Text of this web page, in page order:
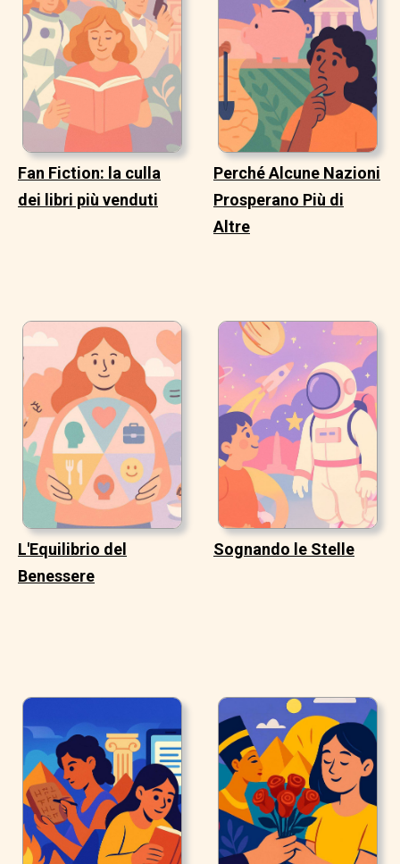
Fan Fiction: la culla
dei libri più venduti
Perché Alcune Nazioni
Prosperano Più di
Altre
L'Equilibrio del
Benessere
Sognando le Stelle